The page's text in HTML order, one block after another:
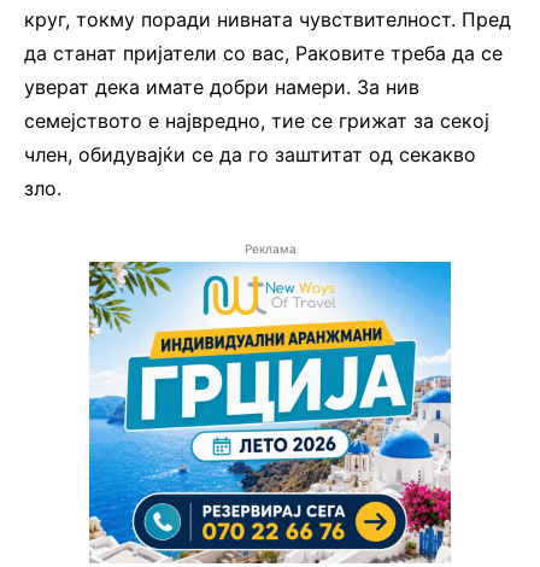
круг, токму поради нивната чувствителност. Пред
да станат пријатели со вас, Раковите треба да се
уверат дека имате добри намери. За нив
семејството е највредно, тие се грижат за секој
член, обидувајќи се да го заштитат од секакво
зло.
Реклама